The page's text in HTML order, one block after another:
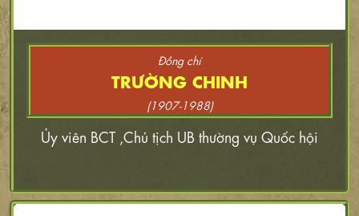
Đồng chí
TRƯỜNG CHINH
(1907-1988)
Ủy viên BCT ,Chủ tịch UB thường vụ Quốc hội